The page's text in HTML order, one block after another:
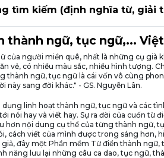
tìm kiếm (định nghĩa từ, giải
thành ngữ, tục ngữ,...
của người miền quê, nhất là những cụ
vẻ, có nhiều màu sắc, nhiều hình tượng.
thành ngữ, tục ngữ là cái vốn vô cùng
này sang đời khác." - GS. Nguyễn Lân.
dụng linh hoạt thành ngữ, tục ngữ và các
nói hay và viết hay. Sự ra đời của cuốn từ
hơn nội dung cụ thể của từng thành ngữ,
cách viết của mình được trong sáng hơn,
giả, đây một Phần mềm Từ điển thành
năng lưu lại những câu ca dao, tục ngữ,